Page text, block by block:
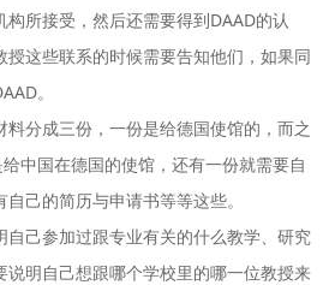
所接受，然后还需要得到DAAD的认
这些联系的时候需要告知他们，如果同
。
分成三份，一份是给德国使馆的，而之
中国在德国的使馆，还有一份就需要自
己的简历与申请书等等这些。
己参加过跟专业有关的什么教学、研究
说明自己想跟哪个学校里的哪一位教授来